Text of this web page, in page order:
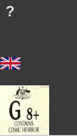
?